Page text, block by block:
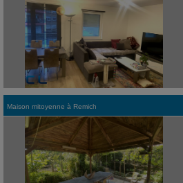
Maison mitoyenne à Remich